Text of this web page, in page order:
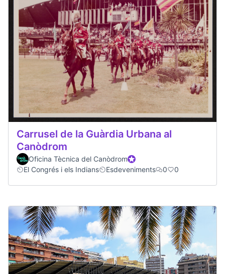
Carrusel de la Guàrdia Urbana al
Canòdrom
Oficina Tècnica del CanòdromOfficial participant
El Congrés i els Indians
Esdeveniments 0 0